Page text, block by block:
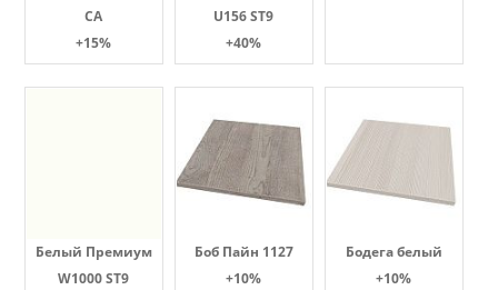
СА
+15%
U156 ST9
+40%
Белый Премиум
W1000 ST9
Боб Пайн 1127
+10%
Бодега белый
+10%